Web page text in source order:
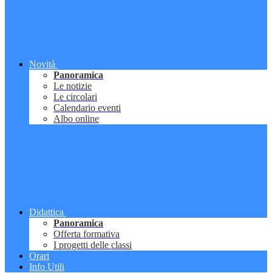
Novità
Panoramica
Le notizie
Le circolari
Calendario eventi
Albo online
Didattica
Panoramica
Offerta formativa
I progetti delle classi
Orari
Info Utili